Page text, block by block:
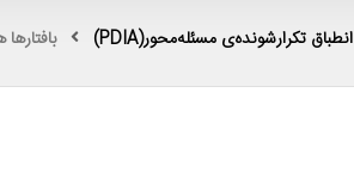
انطباق تکرارشونده‌ی مسئله‌محور(PDIA)